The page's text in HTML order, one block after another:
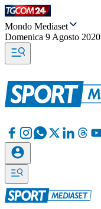
Mondo Mediaset
Domenica 9 Agosto 2020